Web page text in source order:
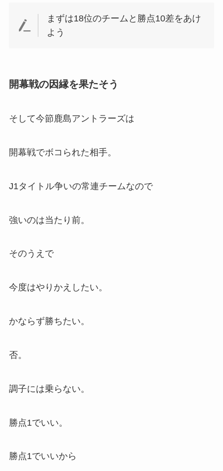
まずは18位のチームと勝点10差をあけ
よう
開幕戦の因縁を果たそう
そして今節鹿島アントラーズは
開幕戦でボコられた相手。
J1タイトル争いの常連チームなので
強いのは当たり前。
そのうえで
今度はやりかえしたい。
かならず勝ちたい。
否。
調子には乗らない。
勝点1でいい。
勝点1でいいから